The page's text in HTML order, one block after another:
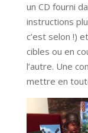
un CD fourni
instructions
c’est selon !)
cibles ou en
l’autre. Une
mettre en